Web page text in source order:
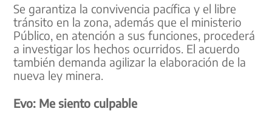
Se garantiza la convivencia pacífica y el libre
tránsito en la zona, además que el ministerio
Público, en atención a sus funciones, procederá
a investigar los hechos ocurridos. El acuerdo
también demanda agilizar la elaboración de la
nueva ley minera.
Evo: Me siento culpable